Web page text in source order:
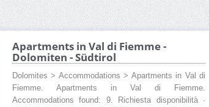
Apartments in Val di Fiemme -
Dolomiten - Südtirol
Dolomites > Accommodations > Apartments in Val di
Fiemme. Apartments in Val di Fiemme.
Accommodations found: 9. Richiesta disponibilità ·